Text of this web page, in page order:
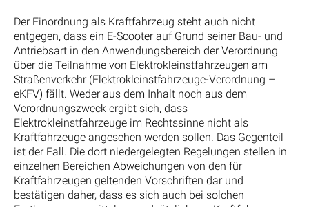
Der Einordnung als Kraftfahrzeug steht auch nicht
entgegen, dass ein E-Scooter auf Grund seiner Bau- und
Antriebsart in den Anwendungsbereich der Verordnung
über die Teilnahme von Elektrokleinstfahrzeugen am
Straßenverkehr (Elektrokleinstfahrzeuge-Verordnung –
eKFV) fällt. Weder aus dem Inhalt noch aus dem
Verordnungszweck ergibt sich, dass
Elektrokleinstfahrzeuge im Rechtssinne nicht als
Kraftfahrzeuge angesehen werden sollen. Das Gegenteil
ist der Fall. Die dort niedergelegten Regelungen stellen in
einzelnen Bereichen Abweichungen von den für
Kraftfahrzeugen geltenden Vorschriften dar und
bestätigen daher, dass es sich auch bei solchen